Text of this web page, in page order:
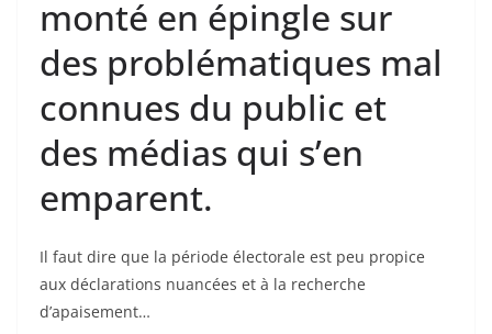
monté en épingle sur
des problématiques mal
connues du public et
des médias qui s’en
emparent.
Il faut dire que la période électorale est peu propice
aux déclarations nuancées et à la recherche
d’apaisement…